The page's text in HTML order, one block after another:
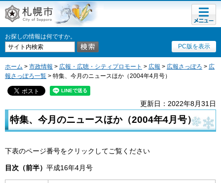
札幌市
お探しの情報は何ですか。
PC版を表示
メニュ
ー
ホーム > 市政情報 > 広報・広聴・シティプロモート > 広報 > 広報さっぽろ > 広
報さっぽろ一覧 > 特集、今月のニュースほか（2004年4月号）
更新日：2022年8月31日
特集、今月のニュースほか（2004年4月号）
下表のページ番号をクリックしてご覧ください
目次（前半） 平成16年4月号